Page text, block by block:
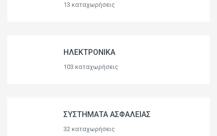
13 καταχωρήσεις
ΗΛΕΚΤΡΟΝΙΚΑ
103 καταχωρήσεις
ΣΥΣΤΗΜΑΤΑ ΑΣΦΑΛΕΙΑΣ
32 καταχωρήσεις